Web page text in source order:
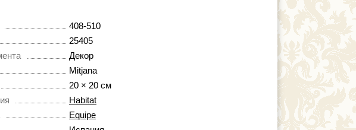
408-510
25405
Декор
Mitjana
20 × 20 см
Habitat
Equipe